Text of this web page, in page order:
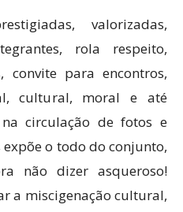
valorizadas,
rola respeito,
convite para encontros,
cultural, moral e até
circulação de fotos e
o todo do conjunto,
não dizer asqueroso!
a miscigenação cultural,